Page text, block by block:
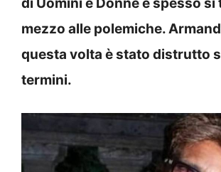
mezzo alle polemiche.
questa volta è stato distrutto
termini.